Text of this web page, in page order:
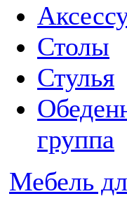
Столы
Стулья
группа
Мебель